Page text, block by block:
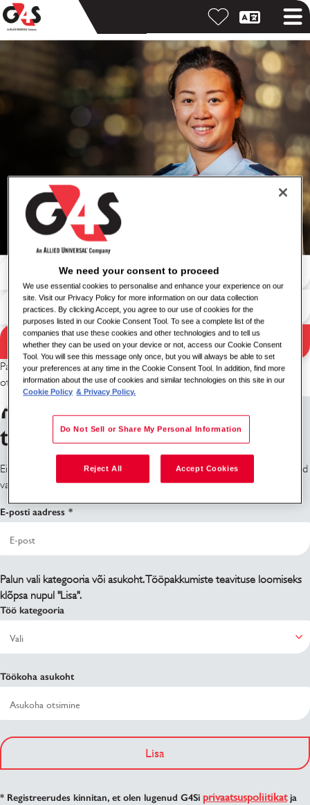
Otsingutulemused
Otsi märksõna järgi
Otsi asukoha järgi
Otsi
Palun proovi muud märksõna / asukoha kombinatsiooni või laienda
otsingukriteeriume.
Registreeru tööpakkumiste
teavituste saamiseks
Ei leia seda, mida otsid? Registreeru ja me teavitame sind, kui töökohad
vabanevad.
E-posti aadress
Palun vali kategooria või asukoht. Tööpakkumiste teavituse loomiseks
klõpsa nupul "Lisa".
Töö kategooria
Töökoha asukoht
Lisa
* Registreerudes kinnitan, et olen lugenud G4Si privaatsuspoliitikatja
We need your consent to proceed
We use essential cookies to personalise and enhance your experience on our
site. Visit our Privacy Policy for more information on our data collection
practices. By clicking Accept, you agree to our use of cookies for the
purposes listed in our Cookie Consent Tool. To see a complete list of the
companies that use these cookies and other technologies and to tell us
whether they can be used on your device or not, access our Cookie Consent
Tool. You will see this message only once, but you will always be able to set
your preferences at any time in the Cookie Consent Tool. In addition, find more
information about the use of cookies and similar technologies on this site in our
Cookie Policy & Privacy Policy.
Do Not Sell or Share My Personal Information
Reject All Accept Cookies